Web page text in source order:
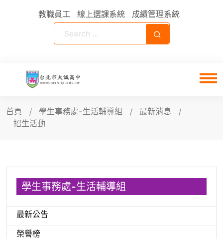
教職員工 線上選課系統 成績管理系統
首頁 學生事務處-生活輔導組
最新消息
招生活動
學生事務處-生活輔導組
最新公告
榮譽榜